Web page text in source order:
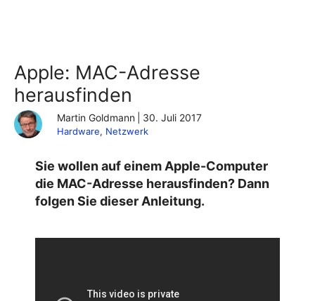
Apple: MAC-Adresse
herausfinden
Martin Goldmann 30. Juli 2017
Hardware, Netzwerk
Sie wollen auf einem Apple-Computer
die MAC-Adresse herausfinden? Dann
folgen Sie dieser Anleitung.